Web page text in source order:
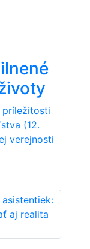
príležitosti
(12.
verejnosti